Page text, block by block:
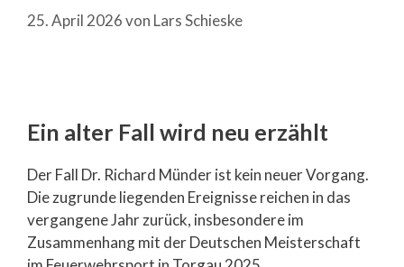
25. April 2026von Lars Schieske
Ein alter Fall wird neu erzählt
Der Fall Dr. Richard Münder ist kein neuer Vorgang.
Die zugrunde liegenden Ereignisse reichen in das
vergangene Jahr zurück, insbesondere im
Zusammenhang mit der Deutschen Meisterschaft